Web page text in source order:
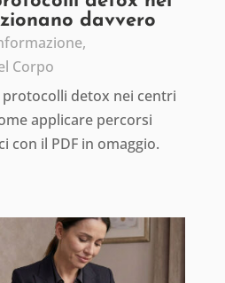
davvero
,
Corpo
detox nei centri
applicare percorsi
con il PDF in omaggio.